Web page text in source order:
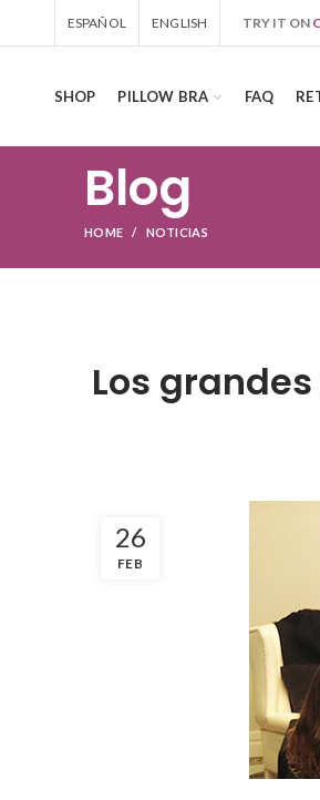
ESPAÑOL ENGLISH TRY IT ON
SHOP PILLOW BRA FAQ
Blog
HOME NOTICIAS
Los
26
FEB